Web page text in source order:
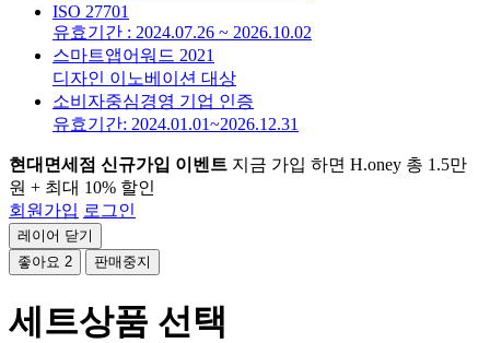
ISO 27701
유효기간 : 2024.07.26 ~ 2026.10.02
스마트앱어워드 2021
디자인 이노베이션 대상
소비자중심경영 기업 인증
유효기간: 2024.01.01~2026.12.31
현대면세점 신규가입 이벤트 지금 가입 하면 H.oney 총 1.5만
원 + 최대 10% 할인
회원가입 로그인
레이어 닫기
좋아요 2 판매중지
세트상품 선택